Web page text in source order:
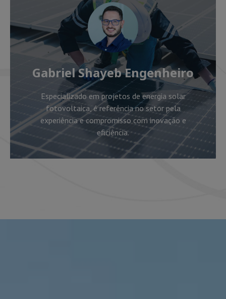
Gabriel Shayeb Engenheiro
Especializado em projetos de energia solar
fotovoltaica, é referência no setor pela
experiência e compromisso com inovação e
eficiência.